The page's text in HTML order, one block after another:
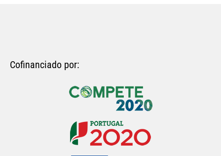
Cofinanciado por: